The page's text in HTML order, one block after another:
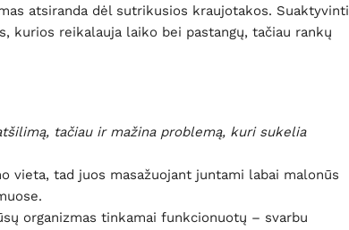
atsiranda dėl sutrikusios kraujotakos. Suaktyvinti
kurios reikalauja laiko bei pastangų, tačiau rankų
tačiau ir mažina problemą, kuri sukelia
vieta, tad juos masažuojant juntami labai malonūs
organizmas tinkamai funkcionuotų – svarbu